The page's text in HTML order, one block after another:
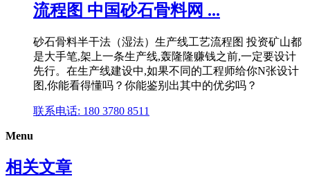
流程图 中国砂石骨料网 ...
砂石骨料半干法（湿法）生产线工艺流程图 投资矿山都
是大手笔,架上一条生产线,轰隆隆赚钱之前,一定要设计
先行。在生产线建设中,如果不同的工程师给你N张设计
图,你能看得懂吗？你能鉴别出其中的优劣吗？
联系电话: 180 3780 8511
Menu
相关文章